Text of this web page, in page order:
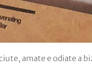
amate e odiate a